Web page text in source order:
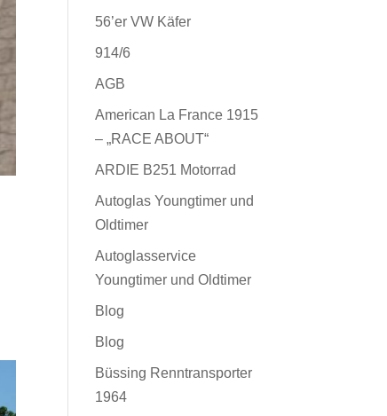
56’er VW Käfer
914/6
AGB
American La France 1915
– „RACE ABOUT“
ARDIE B251 Motorrad
Autoglas Youngtimer und
Oldtimer
Autoglasservice
Youngtimer und Oldtimer
Blog
Blog
Büssing Renntransporter
1964